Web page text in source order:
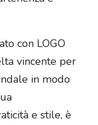
con LOGO
vincente per
in modo
e stile, è